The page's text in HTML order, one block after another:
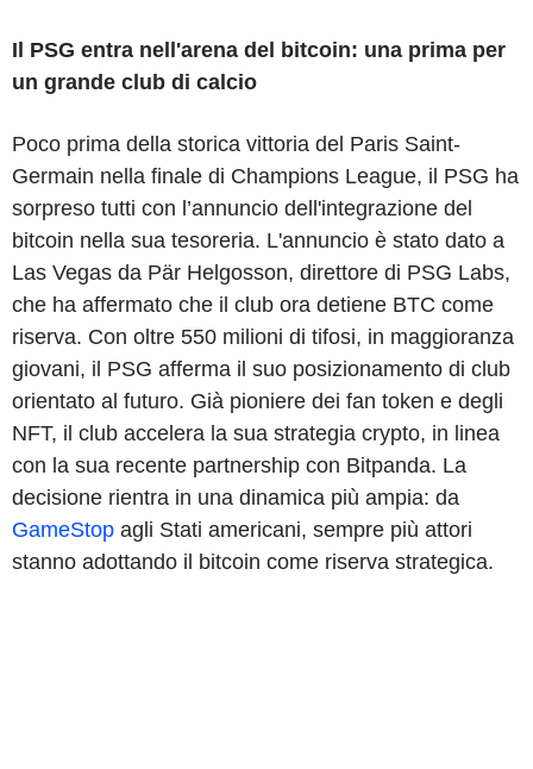
Il PSG entra nell'arena del bitcoin: una prima per
un grande club di calcio
Poco prima della storica vittoria del Paris Saint-
Germain nella finale di Champions League, il PSG ha
sorpreso tutti con l’annuncio dell'integrazione del
bitcoin nella sua tesoreria. L'annuncio è stato dato a
Las Vegas da Pär Helgosson, direttore di PSG Labs,
che ha affermato che il club ora detiene BTC come
riserva. Con oltre 550 milioni di tifosi, in maggioranza
giovani, il PSG afferma il suo posizionamento di club
orientato al futuro. Già pioniere dei fan token e degli
NFT, il club accelera la sua strategia crypto, in linea
con la sua recente partnership con Bitpanda. La
decisione rientra in una dinamica più ampia: da
GameStop agli Stati americani, sempre più attori
stanno adottando il bitcoin come riserva strategica.